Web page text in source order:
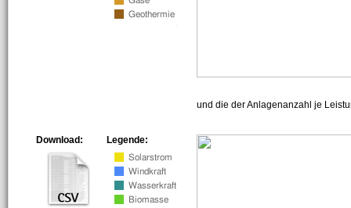
und die der Anlagenanzahl je
Legende:
Download: